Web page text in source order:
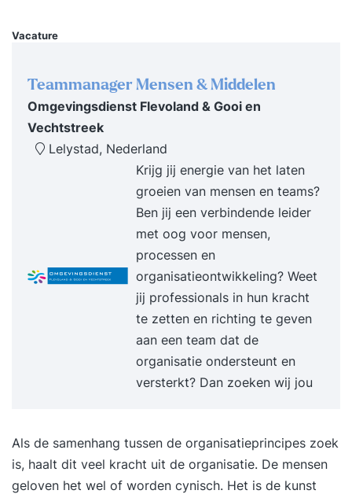
Vacature
Teammanager Mensen & Middelen
Omgevingsdienst Flevoland & Gooi en
Vechtstreek
Lelystad, Nederland
Krijg jij energie van het laten
groeien van mensen en teams?
Ben jij een verbindende leider
met oog voor mensen,
processen en
organisatieontwikkeling? Weet
jij professionals in hun kracht
te zetten en richting te geven
aan een team dat de
organisatie ondersteunt en
versterkt? Dan zoeken wij jou
Als de samenhang tussen de organisatieprincipes zoek
is, haalt dit veel kracht uit de organisatie. De mensen
geloven het wel of worden cynisch. Het is de kunst